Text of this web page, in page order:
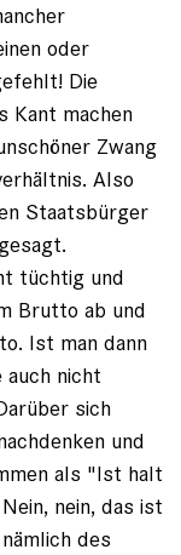
oder
Die
Kant machen
Zwang
Also
Staatsbürger
tüchtig und
Brutto ab und
Ist man dann
auch nicht
sich
und
als "Ist halt
nein, das ist
des